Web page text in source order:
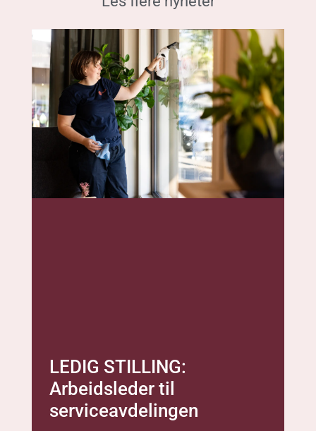
LEDIG STILLING:
Arbeidsleder til
serviceavdelingen